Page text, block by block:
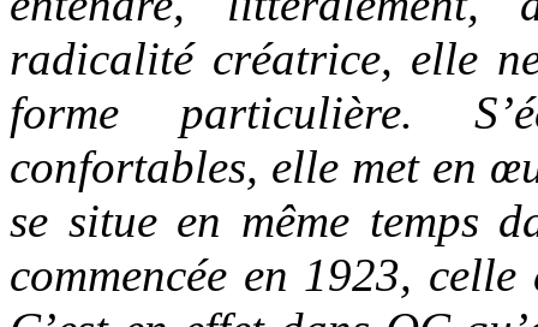
radicalité créatrice, elle
forme particulière.
confortables, elle met en
se situe en même temps
commencée en 1923,